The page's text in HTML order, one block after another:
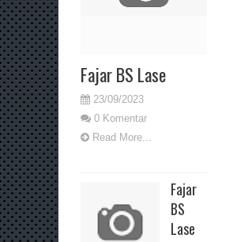
Fajar BS Lase
23/09/2023
0 Komentar
Read More...
Fajar
BS
Lase